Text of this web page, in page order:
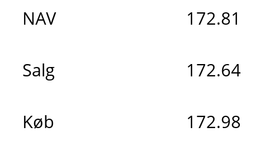
NAV 172.81
Salg 172.64
Køb 172.98